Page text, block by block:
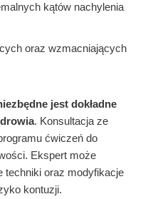
kątów nachylenia
oraz wzmacniających
jest dokładne
. Konsultacja ze
ćwiczeń do
Ekspert może
techniki oraz modyfikacje
kontuzji.